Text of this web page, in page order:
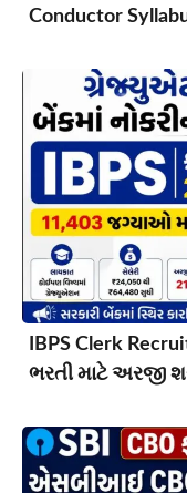
Conductor
IBPS Clerk
ભરતી માટે અરજી